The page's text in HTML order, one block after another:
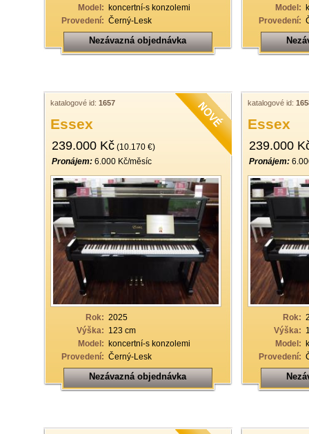
Model: koncertní-s konzolemi
Provedení: Černý-Lesk
Nezávazná objednávka
Model:
Provedení:
katalogové id: 1657
Essex
239.000 Kč (10.170 €)
Pronájem: 6.000 Kč/měsíc
Rok: 2025
Výška: 123 cm
Model: koncertní-s konzolemi
Provedení: Černý-Lesk
Nezávazná objednávka
katalogové id:
Essex
239.000
Pronájem:
Rok:
Výška:
Model:
Provedení: